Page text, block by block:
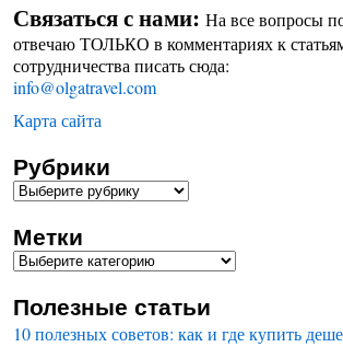
Связаться с нами: На все вопросы
отвечаю ТОЛЬКО в комментариях к
сотрудничества писать сюда:
info@olgatravel.com
Карта сайта
Рубрики
Метки
Полезные статьи
10 полезных советов: как и где купить